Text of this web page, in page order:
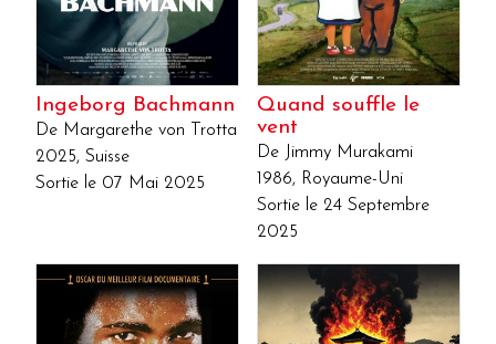
Ingeborg Bachmann
De Margarethe von Trotta
2025, Suisse
Sortie le 07 Mai 2025
Quand souffle le
vent
De Jimmy Murakami
1986, Royaume-Uni
Sortie le 24 Septembre
2025